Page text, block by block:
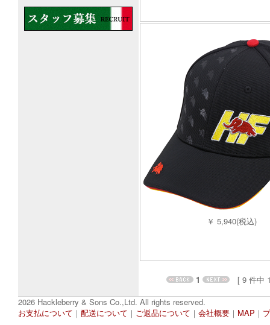
￥ 5,940(税込)
1
[ 9 件中
2026 Hackleberry & Sons Co.,Ltd. All rights reserved.
お支払について ｜ 配送について ｜ ご返品について ｜ 会社概要 ｜ MAP ｜